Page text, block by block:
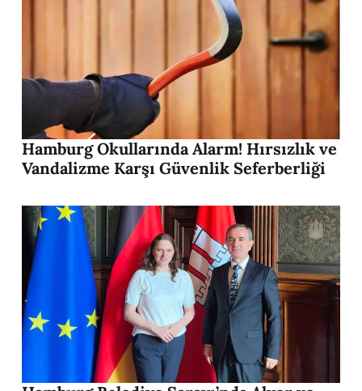
Hamburg Okullarında Alarm! Hırsızlık ve
Vandalizme Karşı Güvenlik Seferberliği